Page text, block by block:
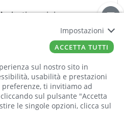
plastica grigio
sul nostro sito in
usabilità e prestazioni
ti invitiamo ad
sul pulsante "Accetta
le singole opzioni, clicca sul
Impostazioni
ACCETTA TUTTI